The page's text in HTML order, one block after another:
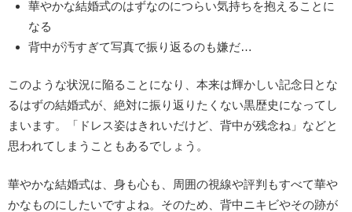
華やかな結婚式のはずなのにつらい気持ちを抱えることに
なる
背中が汚すぎて写真で振り返るのも嫌だ…
このような状況に陥ることになり、本来は輝かしい記念日とな
るはずの結婚式が、絶対に振り返りたくない黒歴史になってし
まいます。「ドレス姿はきれいだけど、背中が残念ね」などと
思われてしまうこともあるでしょう。
華やかな結婚式は、身も心も、周囲の視線や評判もすべて華や
かなものにしたいですよね。そのため、背中ニキビやその跡が